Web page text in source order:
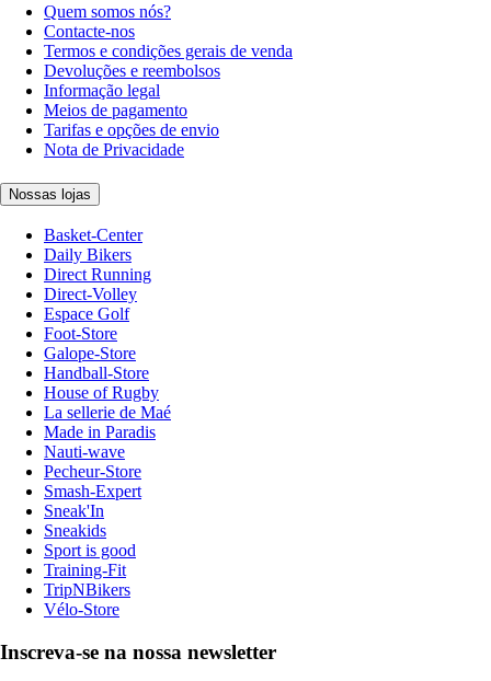
Quem somos nós?
Contacte-nos
Termos e condições gerais de venda
Devoluções e reembolsos
Informação legal
Meios de pagamento
Tarifas e opções de envio
Nota de Privacidade
Nossas lojas
Basket-Center
Daily Bikers
Direct Running
Direct-Volley
Espace Golf
Foot-Store
Galope-Store
Handball-Store
House of Rugby
La sellerie de Maé
Made in Paradis
Nauti-wave
Pecheur-Store
Smash-Expert
Sneak'In
Sneakids
Sport is good
Training-Fit
TripNBikers
Vélo-Store
Inscreva-se na nossa newsletter